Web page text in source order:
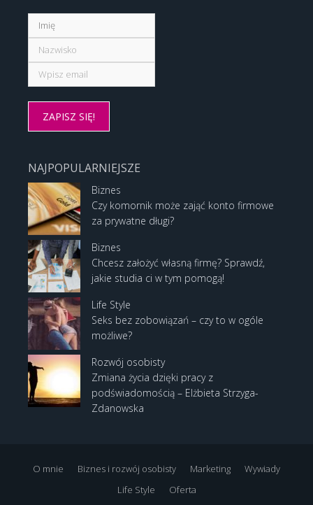
NAJPOPULARNIEJSZE
Biznes
Czy komornik może zająć konto firmowe
za prywatne długi?
Biznes
Chcesz założyć własną firmę? Sprawdź,
jakie studia ci w tym pomogą!
Life Style
Seks bez zobowiązań – czy to w ogóle
możliwe?
Rozwój osobisty
Zmiana życia dzięki pracy z
podświadomością – Elżbieta Strzyga-
Zdanowska
O mnie Biznes i rozwój osobisty Marketing
Wywiady
Life Style
Oferta